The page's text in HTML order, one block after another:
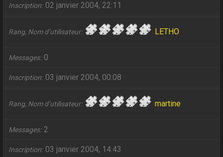
Inscription 02 janvier 2004, 22:11
Rang, Nom d’utilisateur LETHO
Messages 0
Inscription 03 janvier 2004, 00:08
Rang, Nom d’utilisateur martine
Messages 2
Inscription 03 janvier 2004, 14:43